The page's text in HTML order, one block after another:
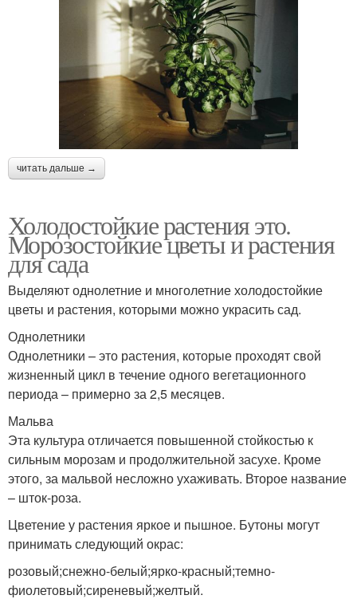
читать дальше →
Холодостойкие растения это.
Морозостойкие цветы и растения
для сада
Выделяют однолетние и многолетние холодостойкие
цветы и растения, которыми можно украсить сад.
Однолетники
Однолетники – это растения, которые проходят свой
жизненный цикл в течение одного вегетационного
периода – примерно за 2,5 месяцев.
Мальва
Эта культура отличается повышенной стойкостью к
сильным морозам и продолжительной засухе. Кроме
этого, за мальвой несложно ухаживать. Второе название
– шток-роза.
Цветение у растения яркое и пышное. Бутоны могут
принимать следующий окрас:
розовый;снежно-белый;ярко-красный;темно-
фиолетовый;сиреневый;желтый.